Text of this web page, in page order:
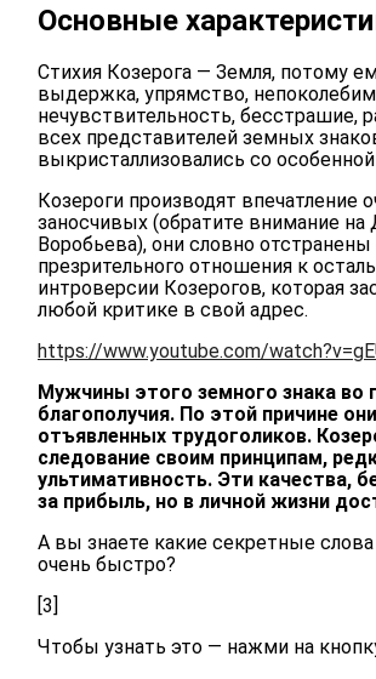
Основные
Стихия Козерога — Земля, потому
выдержка, упрямство,
нечувствительность, бесстрашие,
всех представителей земных
выкристаллизовались со
Козероги производят
заносчивых (обратите внимание на
Воробьева), они словно
презрительного отношения к
интроверсии Козерогов, которая
любой критике в свой адрес.
https://www.youtube.com/
Мужчины этого земного знака во
благополучия. По этой причине
отъявленных трудоголиков.
следование своим принципам,
ультимативность. Эти качества,
за прибыль, но в личной жизни
А вы знаете какие секретные слова
очень быстро?
[3]
Чтобы узнать это — нажми на